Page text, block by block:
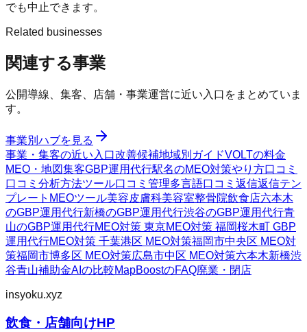
でも中止できます。
Related businesses
関連する事業
公開導線、集客、店舗・事業運営に近い入口をまとめていま
す。
事業別ハブを見る
事業・集客の近い入口改善候補地域別ガイドVOLTの料金
MEO・地図集客GBP運用代行駅名のMEO対策やり方口コミ
口コミ分析方法ツール口コミ管理多言語口コミ返信返信テン
プレート MEOツール美容皮膚科美容室整骨院飲食店六本木
のGBP運用代行新橋のGBP運用代行渋谷のGBP運用代行青
山のGBP運用代行MEO対策 東京MEO対策 福岡桜木町 GBP
運用代行MEO対策 千葉港区 MEO対策福岡市中央区 MEO対
策福岡市博多区 MEO対策広島市中区 MEO対策六本木新橋渋
谷青山補助金AIの比較MapBoostのFAQ廃業・閉店
insyoku.xyz
飲食・店舗向けHP